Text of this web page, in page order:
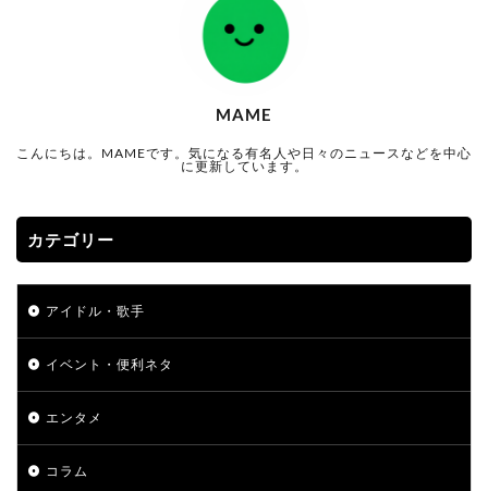
MAME
こんにちは。MAMEです。気になる有名人や日々のニュースなどを中心
に更新しています。
カテゴリー
アイドル・歌手
イベント・便利ネタ
エンタメ
コラム